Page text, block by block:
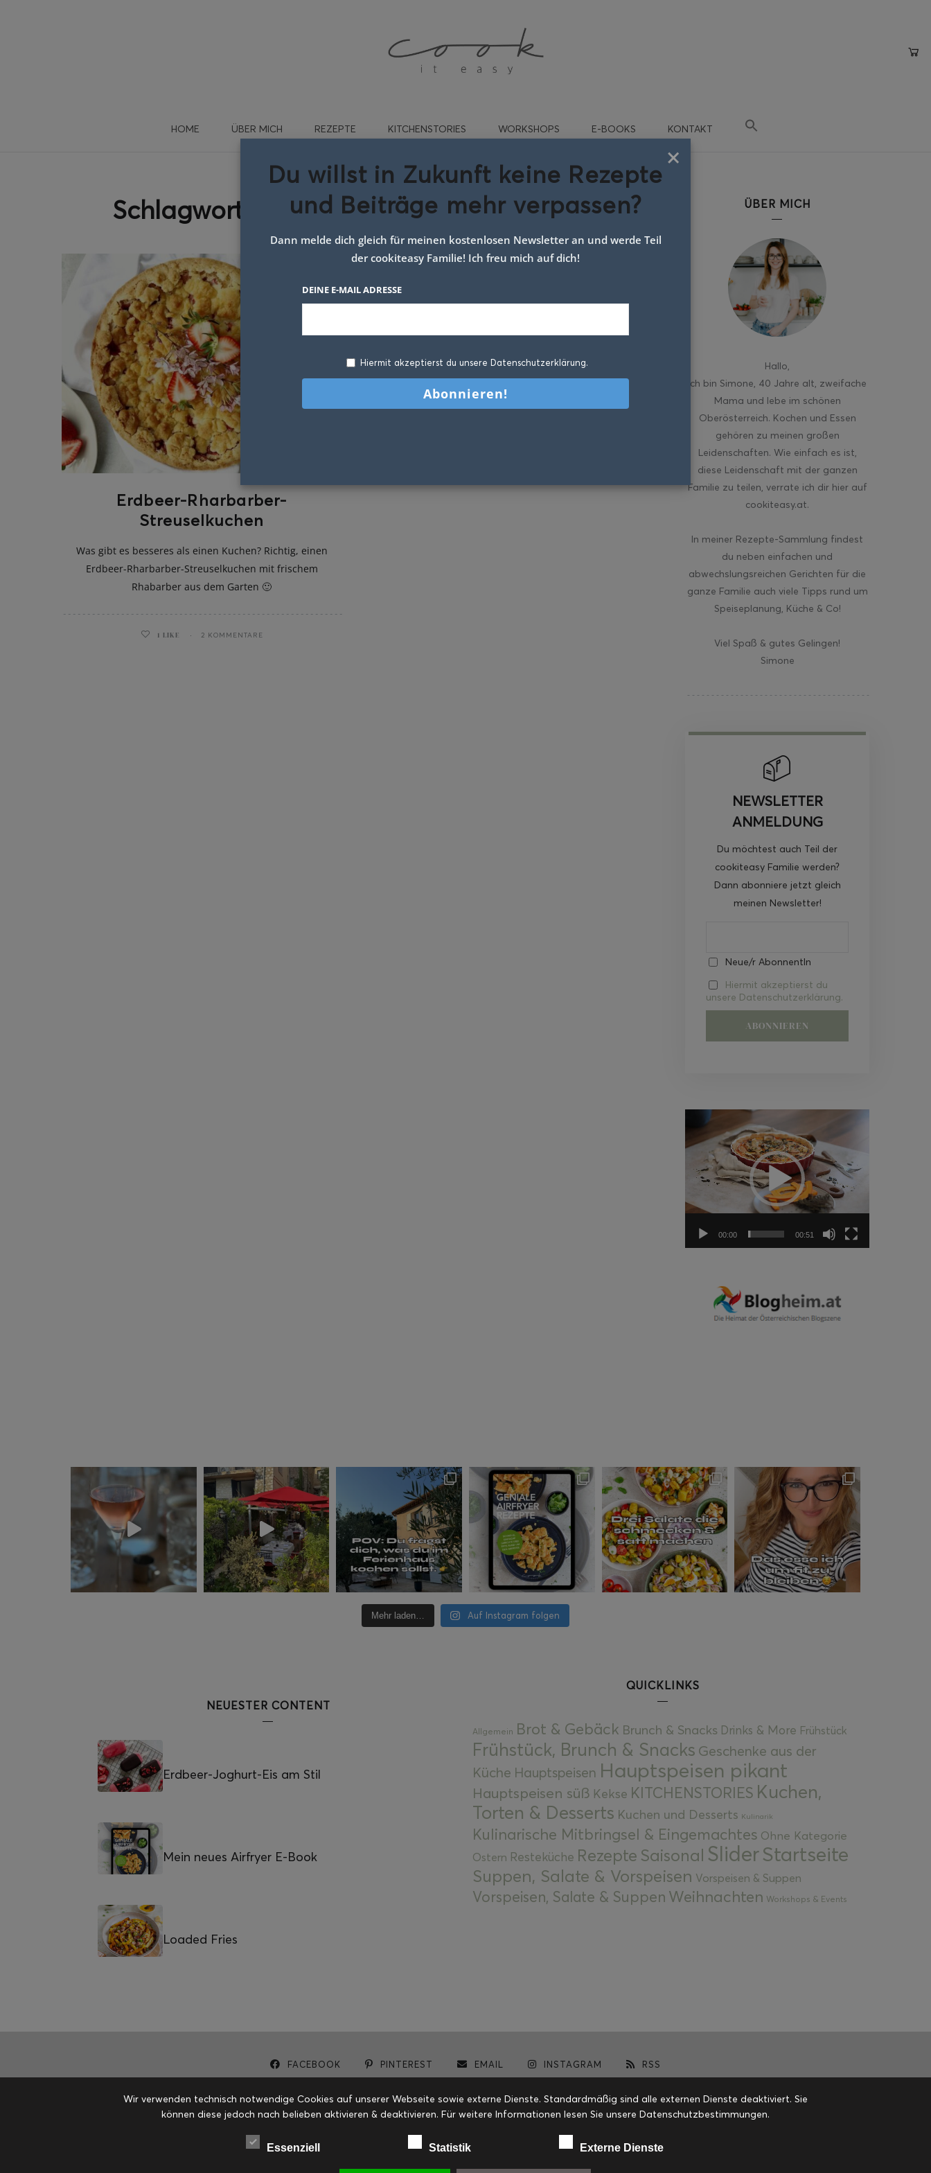
HOME ÜBER MICH REZEPTE KITCHENSTORIES WORKSHOPS E-BOOKS KONTAKT
Schlagwort: topfenkichen mot Rhabarber
Erdbeer-Rharbarber-
Streuselkuchen
Was gibt es besseres als einen Kuchen? Richtig, einen
Erdbeer-Rharbarber-Streuselkuchen mit frischem
Rhabarber aus dem Garten 🙂
1 LIKE 2 KOMMENTARE
ÜBER MICH
Hallo
ich bin Simone, 40 Jahre alt, zweifache
Mama und lebe im schönen
Oberösterreich. Kochen und Essen
gehören zu meinen großen
Leidenschaften. Wie einfach es ist,
diese Leidenschaft mit der ganzen
Familie zu teilen, verrate ich dir hier auf
cookiteasy.at.
In meiner Rezepte-Sammlung findest
du neben einfachen und
abwechslungsreichen Gerichten für die
ganze Familie auch viele Tipps rund um
Speiseplanung, Küche & Co!
Viel Spaß & gutes Gelingen!
Simone
NEWSLETTER
ANMELDUNG
Du möchtest auch Teil der
cookiteasy Familie werden?
Dann abonniere jetzt gleich
meinen Newsletter!
Neue/r AbonnentIn
Hiermit akzeptierst du
unsere Datenschutzerklärung.
Video-
Player
00:00 00:51
Mehr laden… Auf Instagram folgen
NEUESTER CONTENT
Erdbeer-Joghurt-Eis am Stil
Mein neues Airfryer E-Book
Loaded Fries
QUICKLINKS
Allgemein Brot & Gebäck Brunch & Snacks Drinks & More Frühstück
Frühstück, Brunch & Snacks Geschenke aus der
Küche Hauptspeisen Hauptspeisen pikant
Hauptspeisen süß Kekse KITCHENSTORIES Kuchen,
Torten & Desserts Kuchen und Desserts Kulinarik
Kulinarische Mitbringsel & Eingemachtes Ohne Kategorie
Ostern Resteküche Rezepte Saisonal SliderStartseite
Suppen, Salate & Vorspeisen Vorspeisen & Suppen
Vorspeisen, Salate & Suppen Weihnachten Workshops & Events
FACEBOOK PINTEREST EMAIL INSTAGRAM RSS
×
Du willst in Zukunft keine Rezepte
und Beiträge mehr verpassen?
Dann melde dich gleich für meinen kostenlosen Newsletter an und werde Teil
der cookiteasy Familie! Ich freu mich auf dich!
DEINE E-MAIL ADRESSE
Hiermit akzeptierst du unsere Datenschutzerklärung.
Wir verwenden technisch notwendige Cookies auf unserer Webseite sowie externe Dienste. Standardmäßig sind alle externen Dienste deaktiviert. Sie
können diese jedoch nach belieben aktivieren & deaktivieren. Für weitere Informationen lesen Sie unsere Datenschutzbestimmungen.
Essenziell Statistik Externe Dienste